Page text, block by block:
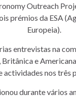
Outreach
prémios da ESA
Europeia).
entrevistas na
Britânica e
actividades nos três
durante vários